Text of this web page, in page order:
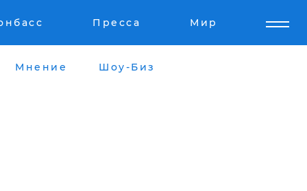
Пресса Мир
Мнение Шоу-Биз